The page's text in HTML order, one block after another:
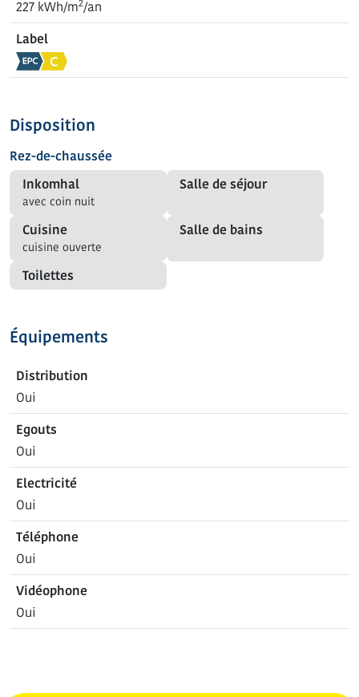
227 kWh/m2/an
Label
Disposition
Rez-de-chaussée
Inkomhal
avec coin nuit
Salle de séjour
Cuisine
cuisine ouverte
Salle de bains
Toilettes
Équipements
Distribution
Oui
Egouts
Oui
Electricité
Oui
Téléphone
Oui
Vidéophone
Oui